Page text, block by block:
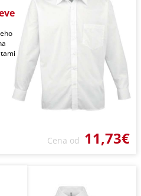
Cena od 11,73€